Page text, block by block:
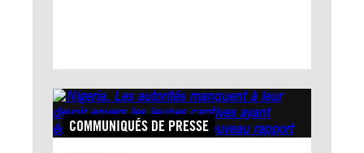
COMMUNIQUÉS DE PRESSE